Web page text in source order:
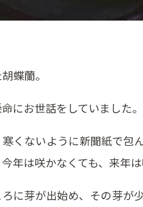
蝶蘭。
にお世話をしていました。
くないように新聞紙で包
年は咲かなくても、来年
に芽が出始め、その芽が